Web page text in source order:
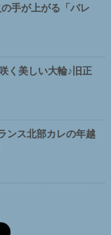
手が上がる「バレ
く美しい大輪♪旧正
ンス北部カレの年越